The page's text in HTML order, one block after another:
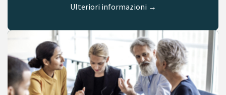
Ulteriori informazioni →